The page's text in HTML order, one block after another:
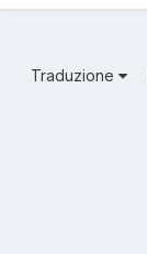
Traduzione